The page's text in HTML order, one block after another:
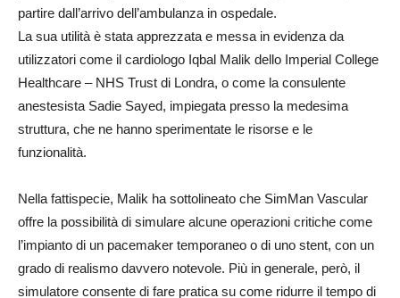
partire dall’arrivo dell’ambulanza in ospedale.
La sua utilità è stata apprezzata e messa in evidenza da
utilizzatori come il cardiologo Iqbal Malik dello Imperial College
Healthcare – NHS Trust di Londra, o come la consulente
anestesista Sadie Sayed, impiegata presso la medesima
struttura, che ne hanno sperimentate le risorse e le
funzionalità.
Nella fattispecie, Malik ha sottolineato che SimMan Vascular
offre la possibilità di simulare alcune operazioni critiche come
l’impianto di un pacemaker temporaneo o di uno stent, con un
grado di realismo davvero notevole. Più in generale, però, il
simulatore consente di fare pratica su come ridurre il tempo di